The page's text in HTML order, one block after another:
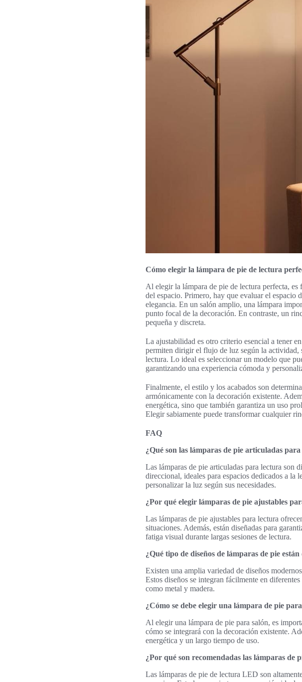
Cómo elegir la lámpara de pie de lectura
Al elegir la lámpara de pie de lectura perfecta, es
del espacio. Primero, hay que evaluar el espacio
elegancia. En un salón amplio, una lámpara
punto focal de la decoración. En contraste, un
pequeña y discreta.
La ajustabilidad es otro criterio esencial a tener
permiten dirigir el flujo de luz según la actividad,
lectura. Lo ideal es seleccionar un modelo que
garantizando una experiencia cómoda y
Finalmente, el estilo y los acabados son
armónicamente con la decoración existente.
energética, sino que también garantiza un uso
Elegir sabiamente puede transformar cualquier
FAQ
¿Qué son las lámparas de pie articuladas
Las lámparas de pie articuladas para lectura son
direccional, ideales para espacios dedicados a
personalizar la luz según sus necesidades.
¿Por qué elegir lámparas de pie ajustables
Las lámparas de pie ajustables para lectura
situaciones. Además, están diseñadas para
fatiga visual durante largas sesiones de lectura.
¿Qué tipo de diseños de lámparas de pie están
Existen una amplia variedad de diseños
Estos diseños se integran fácilmente en
como metal y madera.
¿Cómo se debe elegir una lámpara de pie
Al elegir una lámpara de pie para salón, es
cómo se integrará con la decoración existente.
energética y un largo tiempo de uso.
¿Por qué son recomendadas las lámparas de
Las lámparas de pie de lectura LED son